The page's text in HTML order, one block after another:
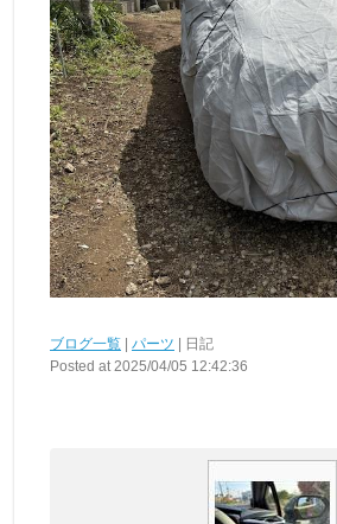
ブログ一覧 パーツ | 日記
Posted at 2025/04/05 12:42:36